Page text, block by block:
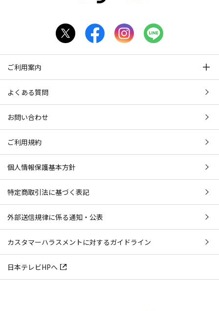
ご利用案内
よくある質問
お問い合わせ
ご利用規約
個人情報保護基本方針
特定商取引法に基づく表記
外部送信規律に係る通知・公表
カスタマーハラスメントに対するガイドライン
日本テレビHPへ